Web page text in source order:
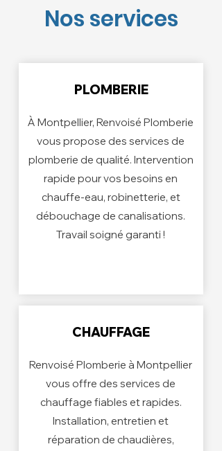
Nos services
PLOMBERIE
À Montpellier, Renvoisé Plomberie
vous propose des services de
plomberie de qualité. Intervention
rapide pour vos besoins en
chauffe-eau, robinetterie, et
débouchage de canalisations.
Travail soigné garanti !
CHAUFFAGE
Renvoisé Plomberie à Montpellier
vous offre des services de
chauffage fiables et rapides.
Installation, entretien et
réparation de chaudières,